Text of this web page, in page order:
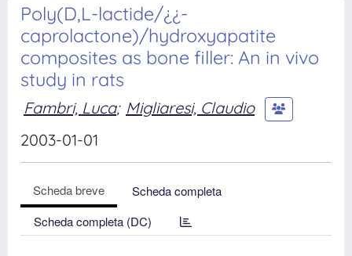
Poly(D,L-lactide/¿¿-
caprolactone)/hydroxyapatite
composites as bone filler: An in vivo
study in rats
Fambri, Luca; Migliaresi, Claudio
2003-01-01
Scheda breve
Scheda completa
Scheda completa (DC)